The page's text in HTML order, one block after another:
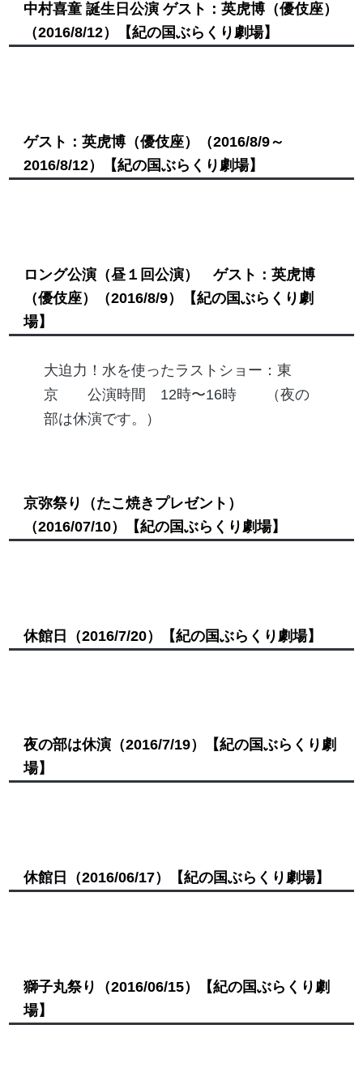
中村喜童 誕生日公演 ゲスト：英虎博（優伎座）
（2016/8/12）
【紀の国ぶらくり劇場】
ゲスト：英虎博（優伎座）
（2016/8/9～
2016/8/12）
【紀の国ぶらくり劇場】
ロング公演（昼１回公演） ゲスト：英虎博
（優伎座）
（2016/8/9）
【紀の国ぶらくり劇
場】
大迫力！水を使ったラストショー：東
京 公演時間 12時〜16時 （夜の
部は休演です。）
京弥祭り（たこ焼きプレゼント）
（2016/07/10）
【紀の国ぶらくり劇場】
休館日 （2016/7/20） 【紀の国ぶらくり劇場】
夜の部は休演（2016/7/19）
【紀の国ぶらくり劇
場】
休館日 （2016/06/17） 【紀の国ぶらくり劇場】
獅子丸祭り （2016/06/15）
【紀の国ぶらくり劇
場】